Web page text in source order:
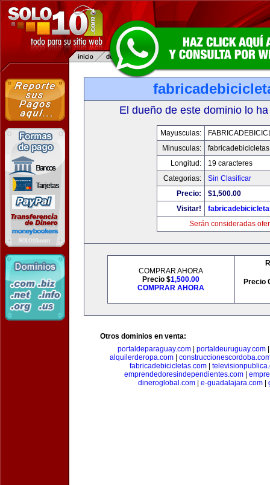
El dueño de este dominio lo
Mayusculas:
Minusculas:
Longitud:
19 caracteres
Categorias:
Sin Clasificar
Precio:
$1,500.00
Visitar!
Serán consideradas
COMPRAR AHORA
Precio $1,500.00
COMPRAR AHORA
Precio
Otros dominios en venta:
portaldeparaguay.com| portaldeuruguay.com
alquilerderopa.com|
fabricadebicicletas.com
emprendedoresindependientes.com|
dineroglobal.com
e-guadalajara.com